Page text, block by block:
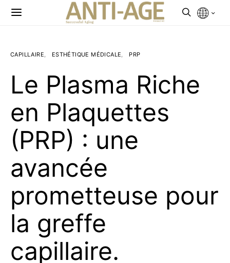
CAPILLAIRE ESTHÉTIQUE MÉDICALE PRP
Le Plasma Riche
en Plaquettes
(PRP) : une
avancée
prometteuse pour
la greffe
capillaire.